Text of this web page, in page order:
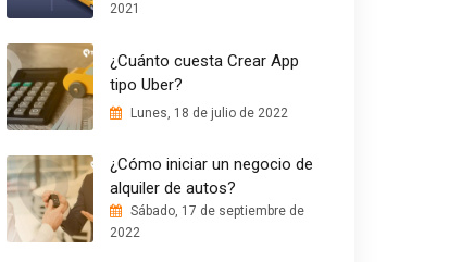
2021
¿Cuánto cuesta Crear App
tipo Uber?
Lunes, 18 de julio de 2022
¿Cómo iniciar un negocio de
alquiler de autos?
Sábado, 17 de septiembre de
2022